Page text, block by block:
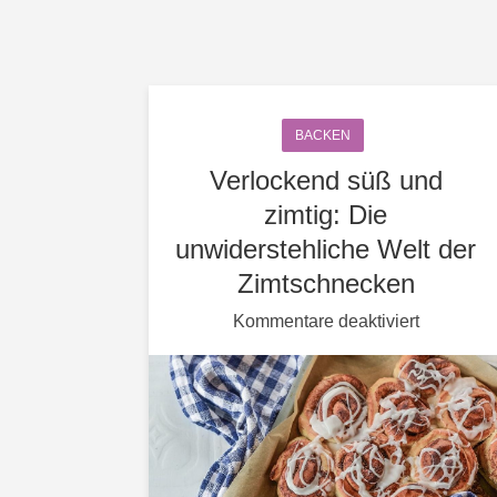
BACKEN
Verlockend süß und
zimtig: Die
unwiderstehliche Welt der
Zimtschnecken
Kommentare deaktiviertfür
süß
und
zimtig:
Die